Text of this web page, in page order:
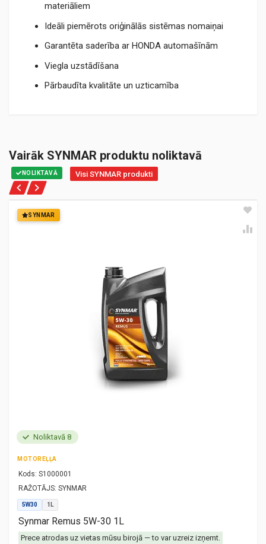
materiāliem
Ideāli piemērots oriģinālās sistēmas nomaiņai
Garantēta saderība ar HONDA automašīnām
Viegla uzstādīšana
Pārbaudīta kvalitāte un uzticamība
Vairāk SYNMAR produktu noliktavā
NOLIKTAVĀ Visi SYNMAR produkti
SYNMAR
Noliktavā 8
MOTOREĻĻA
Kods: S1000001
RAŽOTĀJS: SYNMAR
5W30 1L
Synmar Remus 5W-30 1L
Prece atrodas uz vietas mūsu birojā — to var uzreiz izņemt.